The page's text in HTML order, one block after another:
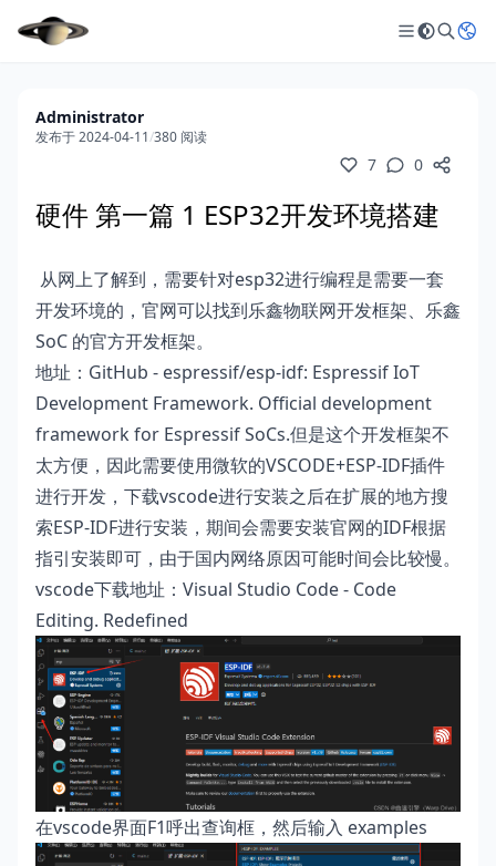
Administrator
发布于 2024-04-11/380 阅读
7 0
硬件 第一篇 1 ESP32开发环境搭建
​ 从网上了解到，需要针对esp32进行编程是需要一套
开发环境的，官网可以找到乐鑫物联网开发框架、乐鑫
SoC 的官方开发框架。
地址： GitHub - espressif/esp-idf: Espressif IoT
Development Framework. Official development
framework for Espressif SoCs.但是这个开发框架不
太方便，因此需要使用微软的VSCODE+ESP-IDF插件
进行开发，下载vscode进行安装之后在扩展的地方搜
索ESP-IDF进行安装，期间会需要安装官网的IDF根据
指引安装即可，由于国内网络原因可能时间会比较慢。
vscode下载地址： Visual Studio Code - Code
Editing. Redefined
在vscode界面F1呼出查询框，然后输入 examples